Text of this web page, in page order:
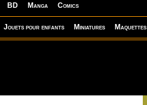
BD Manga Comics
Jouets pour enfants Miniatures Maquettes